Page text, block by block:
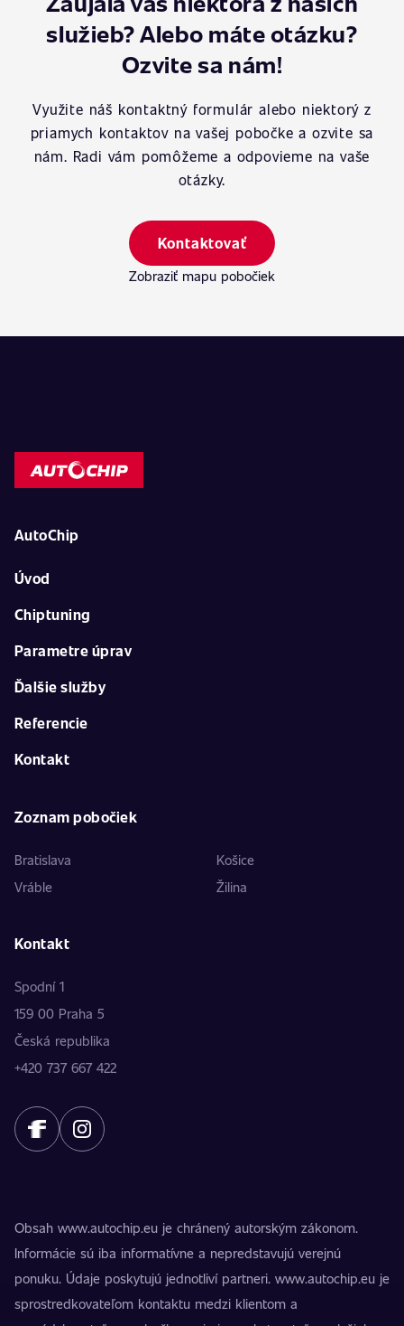
služieb? Alebo máte otázku?
Ozvite sa nám!
Využite náš kontaktný formulár alebo niektorý z
priamych kontaktov na vašej pobočke a ozvite sa
nám. Radi vám pomôžeme a odpovieme na vaše
otázky.
Kontaktovať
Zobraziť mapu pobočiek
AutoChip
Úvod
Chiptuning
Parametre úprav
Ďalšie služby
Referencie
Kontakt
Zoznam pobočiek
Bratislava
Košice
Vráble
Žilina
Kontakt
Spodní 1
159 00 Praha 5
Česká republika
+420 737 667 422
Obsah www.autochip.eu je chránený autorským zákonom.
Informácie sú iba informatívne a nepredstavujú verejnú
ponuku. Údaje poskytujú jednotliví partneri. www.autochip.eu je
sprostredkovateľom kontaktu medzi klientom a